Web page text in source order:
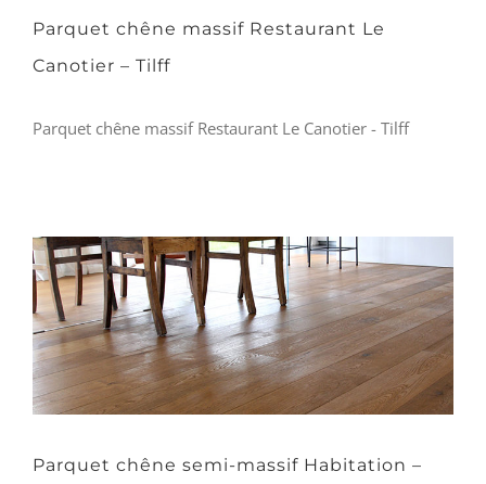
Parquet chêne massif Restaurant Le
Canotier – Tilff
Parquet chêne massif Restaurant Le Canotier - Tilff
Parquet chêne semi-massif Habitation –